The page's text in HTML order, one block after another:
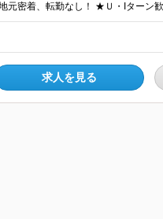
求人を見る